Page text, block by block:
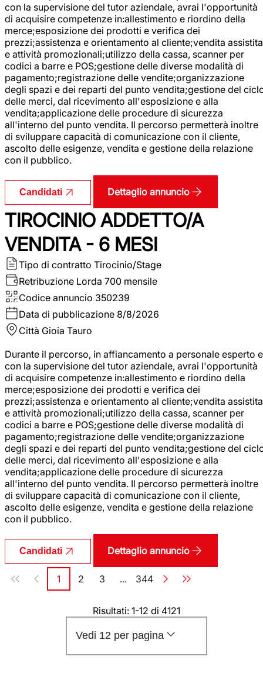
con la supervisione del tutor aziendale, avrai l'opportunità
di acquisire competenze in:allestimento e riordino della
merce;esposizione dei prodotti e verifica dei
prezzi;assistenza e orientamento al cliente;vendita assistita
e attività promozionali;utilizzo della cassa, scanner per
codici a barre e POS;gestione delle diverse modalità di
pagamento;registrazione delle vendite;organizzazione
degli spazi e dei reparti del punto vendita;gestione del
delle merci, dal ricevimento all'esposizione e alla
vendita;applicazione delle procedure di sicurezza
all'interno del punto vendita. Il percorso permetterà inoltre
di sviluppare capacità di comunicazione con il cliente,
ascolto delle esigenze, vendita e gestione della relazione
con il pubblico.
Candidati Dettaglio annuncio
TIROCINIO ADDETTO/A
VENDITA - 6 MESI
Tipo di contratto Tirocinio/Stage
Retribuzione Lorda 700 mensile
Codice annuncio 350239
Data di pubblicazione 8/8/2026
Città Gioia Tauro
Durante il percorso, in affiancamento a personale esperto e
con la supervisione del tutor aziendale, avrai l'opportunità
di acquisire competenze in:allestimento e riordino della
merce;esposizione dei prodotti e verifica dei
prezzi;assistenza e orientamento al cliente;vendita assistita
e attività promozionali;utilizzo della cassa, scanner per
codici a barre e POS;gestione delle diverse modalità di
pagamento;registrazione delle vendite;organizzazione
degli spazi e dei reparti del punto vendita;gestione del
delle merci, dal ricevimento all'esposizione e alla
vendita;applicazione delle procedure di sicurezza
all'interno del punto vendita. Il percorso permetterà inoltre
di sviluppare capacità di comunicazione con il cliente,
ascolto delle esigenze, vendita e gestione della relazione
con il pubblico.
Candidati Dettaglio annuncio
Paginazione
Pagina
1 Pagina
2 Pagina
3 ... Pagina
344
Risultati: 1-12 di 4121
Vedi 12 per pagina